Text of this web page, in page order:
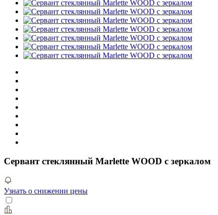
Cервант стеклянный Marlette WOOD с зеркалом
Узнать о снижении цены